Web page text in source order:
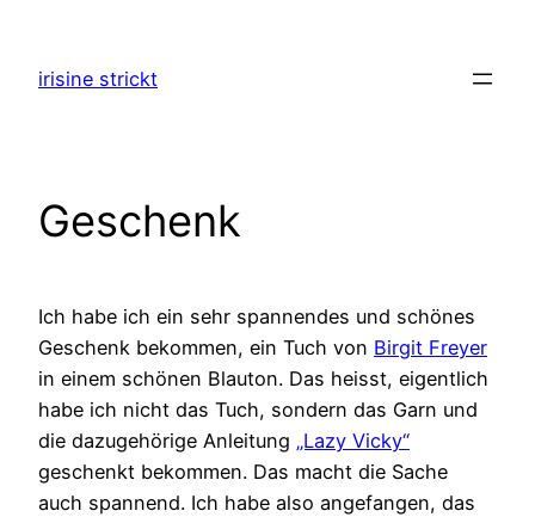
springen
irisine strickt
Geschenk
Ich habe ich ein sehr spannendes und schönes
Geschenk bekommen, ein Tuch von Birgit Freyer
in einem schönen Blauton. Das heisst, eigentlich
habe ich nicht das Tuch, sondern das Garn und
die dazugehörige Anleitung „Lazy Vicky“
geschenkt bekommen. Das macht die Sache
auch spannend. Ich habe also angefangen, das